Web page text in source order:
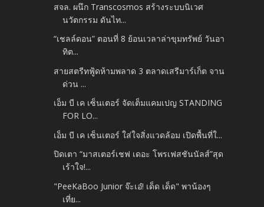
สจล. ผนึก Transcosmos สร้างระบบนิเวศ
นวัตกรรม ดันไท...
“เชลล์ดอน” ตอนที่ 8 ย้อนเวลาล่าขุมทรัพย์ วันอา
ทิต...
สายสตรีทฟู้ดห้ามพลาด 3 ตลาดเสรีมาร์เก็ต จาน
ด่วน ...
เอ็ม บี เค เซ็นเตอร์ จัดเต็มแคมเปญ STANDING
FOR LO...
เอ็ม บี เค เซ็นเตอร์ ใส่ใจสิ่งแวดล้อม เปิดพื้นที่ใ...
ปิดเตา “มาสเตอร์เชฟ เดอะ โพรเฟสชันนัลส์”สุด
เร้าใจ!...
"PeeKaBoo Junior จ๊ะเอ๋! เด็ด เด็ด" พาน้องๆ
เที่ย...